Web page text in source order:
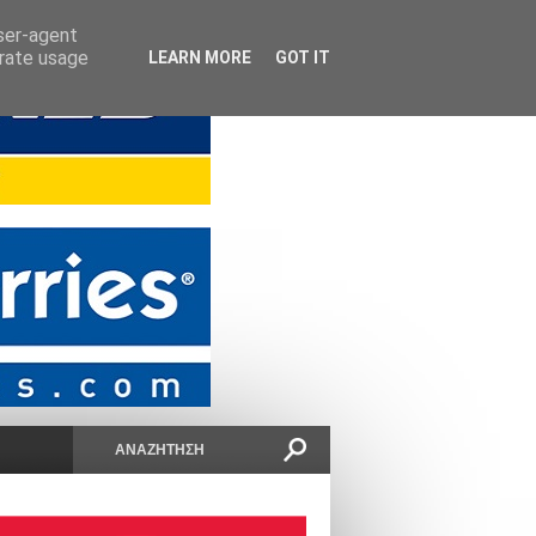
agent
usage
LEARN MORE GOT IT